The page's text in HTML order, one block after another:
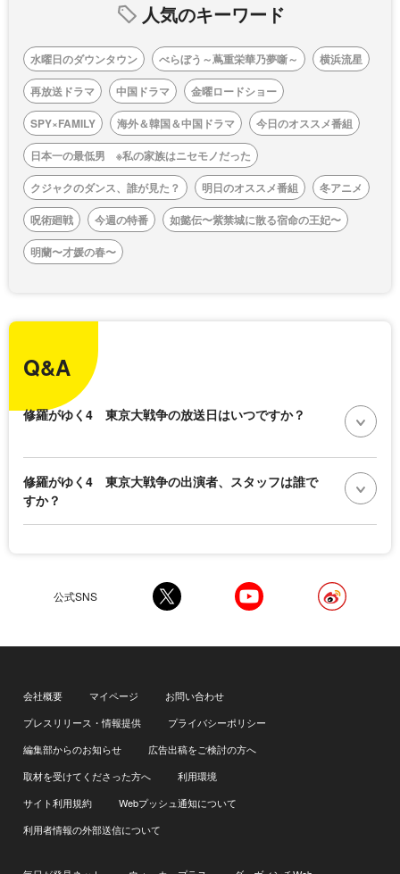
人気のキーワード
水曜日のダウンタウン べらぼう～蔦重栄華乃夢噺～
横浜流星
再放送ドラマ
中国ドラマ
金曜ロードショー
SPY×FAMILY
海外＆韓国＆中国ドラマ
今日のオススメ番組
日本一の最低男 ※私の家族はニセモノだった
クジャクのダンス、誰が見た？
明日のオススメ番組
冬アニメ
呪術廻戦
今週の特番
如懿伝〜紫禁城に散る宿命の王妃〜
明蘭〜才媛の春〜
Q&A
修羅がゆく4 東京大戦争の放送日はいつですか？
修羅がゆく4 東京大戦争の出演者、スタッフは誰で
すか？
公式SNS
会社概要 マイページ
お問い合わせ
プレスリリース・情報提供
プライバシーポリシー
編集部からのお知らせ
広告出稿をご検討の方へ
取材を受けてくださった方へ
利用環境
サイト利用規約
Webプッシュ通知について
利用者情報の外部送信について